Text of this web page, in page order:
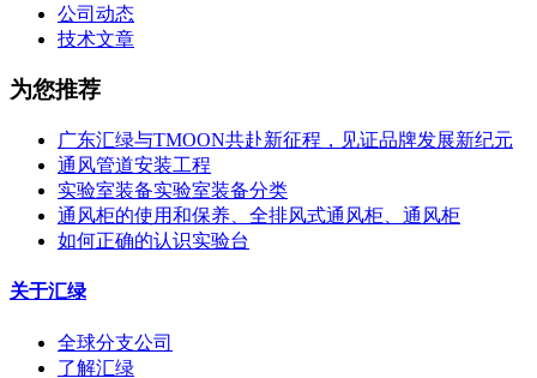
公司动态
技术文章
为您推荐
广东汇绿与TMOON共赴新征程，见证品牌发展新纪元
通风管道安装工程
实验室装备实验室装备分类
通风柜的使用和保养、全排风式通风柜、通风柜
如何正确的认识实验台
关于汇绿
全球分支公司
了解汇绿